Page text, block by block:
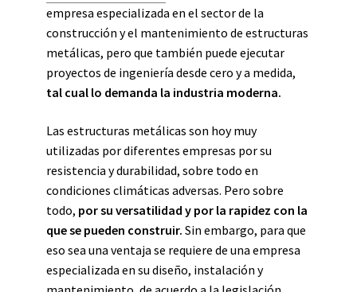
empresa especializada en el sector de la
construcción y el mantenimiento de estructuras
metálicas, pero que también puede ejecutar
proyectos de ingeniería desde cero y a medida,
tal cual lo demanda la industria moderna.
Las estructuras metálicas son hoy muy
utilizadas por diferentes empresas por su
resistencia y durabilidad, sobre todo en
condiciones climáticas adversas. Pero sobre
todo, por su versatilidad y por la rapidez con la
que se pueden construir. Sin embargo, para que
eso sea una ventaja se requiere de una empresa
especializada en su diseño, instalación y